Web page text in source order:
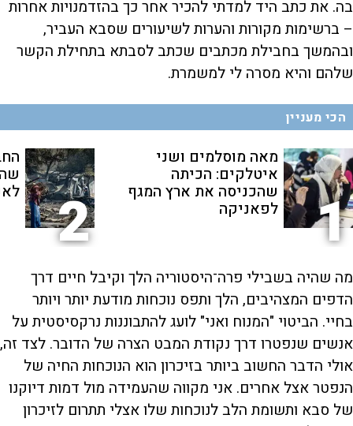
בה. את כתב היד למדתי להכיר אחר כך בהזדמנויות אחרות
– ברשימות מקורות והערות לשיעורים שסבא העביר,
ובהמשך בחבילת מכתבים שכתב לסבתא בתחילת הקשר
שלהם והיא מסרה לי למשמרת.
הכי מעניין
1
מאה מוסלמים ושני
איטלקים: הכיתה
שהכניסה את ארץ המגף
לפאניקה 2
מה שהיה בשבילי פרה־היסטוריה הלך וקיבל חיים דרך
הדפים המצהיבים, הלך ותפס נוכחות מודעת יותר ויותר
בחיי. הביטוי "המנוח ואני" לועג להתבוננות נרקסיסטית על
אנשים שנפטרו דרך נקודת המבט הצרה של הדובר. לצד זה,
אולי הדבר החשוב ביותר בזיכרון הוא הנוכחות החיה של
הנפטר אצל אחרים. אני מקווה שהעמידה מול דמות דיוקנו
של סבא ותשומת הלב לנוכחות שלו אצלי תתרום לזיכרון